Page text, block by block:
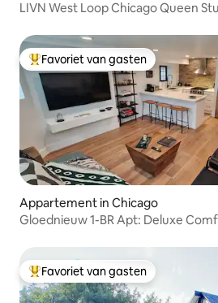
LIVN West Loop Chicago Queen
Topfavoriet van gasten
Favoriet van gasten
Appartement in Chicago
Gloednieuw 1-BR Apt: Deluxe
Topfavoriet van gasten
Favoriet van gasten